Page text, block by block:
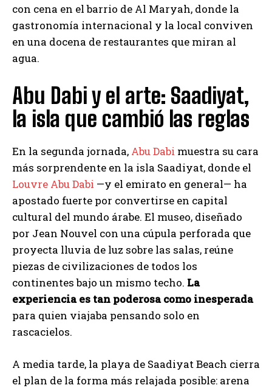
con cena en el barrio de Al Maryah, donde la
gastronomía internacional y la local conviven
en una docena de restaurantes que miran al
agua.
Abu Dabi y el arte: Saadiyat,
la isla que cambió las reglas
En la segunda jornada, Abu Dabi muestra su cara
más sorprendente en la isla Saadiyat, donde el
Louvre Abu Dabi —y el emirato en general— ha
apostado fuerte por convertirse en capital
cultural del mundo árabe. El museo, diseñado
por Jean Nouvel con una cúpula perforada que
proyecta lluvia de luz sobre las salas, reúne
piezas de civilizaciones de todos los
continentes bajo un mismo techo. La
experiencia es tan poderosa como inesperada
para quien viajaba pensando solo en
rascacielos.
A media tarde, la playa de Saadiyat Beach cierra
el plan de la forma más relajada posible: arena